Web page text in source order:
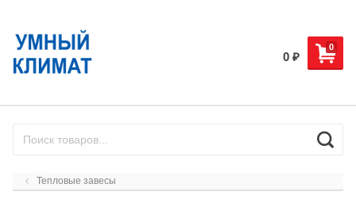
0
0 ₽
Тепловые завесы